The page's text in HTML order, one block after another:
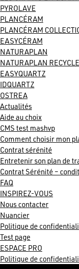
PYROLAVE
PLANCÉRAM
PLANCÉRAM
EASYCÉRAM
NATURAPLAN
NATURAPLAN RECYCLE
EASYQUARTZ
IDQUARTZ
OSTREA
Actualités
Aide au choix
CMS test mashvp
Comment choisir mon
Contrat sérénité
Entretenir son plan de
Contrat Sérénité –
FAQ
INSPIREZ-VOUS
Nous contacter
Nuancier
Politique de
Test page
ESPACE PRO
Politique de